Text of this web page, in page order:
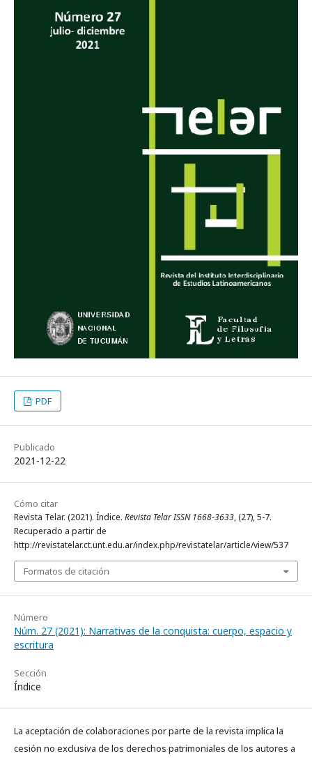
PDF
Publicado
2021-12-22
Cómo citar
Revista Telar. (2021). Índice. Revista Telar ISSN 1668-3633, (27), 5-7.
Recuperado a partir de
http://revistatelar.ct.unt.edu.ar/index.php/revistatelar/article/view/537
Formatos de citación
Número
Núm. 27 (2021): Narrativas de la conquista: cuerpo, espacio y
escritura
Sección
Índice
La aceptación de colaboraciones por parte de la revista implica la
cesión no exclusiva de los derechos patrimoniales de los autores a